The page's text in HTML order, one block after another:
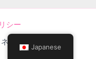
シー
イルサロン
Japanese